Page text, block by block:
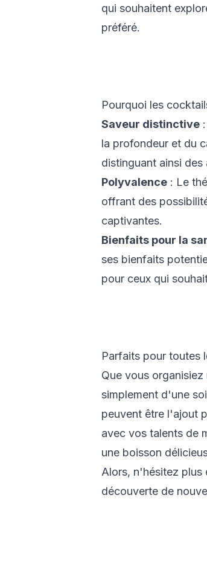
qui souhaitent
préféré.
Pourquoi les
Saveur distinctive
la profondeur et du
distinguant ainsi des
Polyvalence : Le
offrant des
captivantes.
Bienfaits pour la
ses bienfaits
pour ceux qui
Parfaits pour toutes
Que vous
simplement d'une
peuvent être l'ajout
avec vos talents de
une boisson
Alors, n'hésitez plus
découverte de